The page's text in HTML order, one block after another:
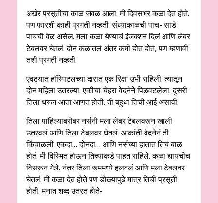
अखेर प्रसूतीचा काळ जवळ आला. मी दिवसभर कळा देत होते.
पण फारशी काही प्रगती नव्हती. संध्याकाळची पाच- साडे
पाचची वेळ असेल. मला कळा येण्याचं इंजक्शन दिलं आणि लेबर
टेबलवर घेतलं. दोन कळातलं अंतर कमी होत होतं, पण म्हणावी
तशी प्रगती नव्हती.
एवढ्यात हॉस्पिटलच्या दारात एक रिक्षा उभी राहिली. त्यातून
दोन महिला उतरल्या. एकीचा चेहरा वेदनेने पिळवटलेला. दुसरी
तिला धरून आता आणत होती. ती बहुधा तिची आई असावी.
तिला पाहिल्याबरोबर नर्सनी मला लेबर टेबलवरून खाली
उतरवलं आणि तिला टेबलवर घेतलं. आकांती वेदनेनं ती
किंचाळली. एकदा… दोनदा… आणि नर्सच्या हातात तिचं बाळ
होतं. मी विस्मित होऊन तिच्याकडे पाहत राहिले. कळा द्यायचीच
विसरून गेले. नंतर तिला रूममध्ये हलवलं आणि मला टेबलवर
घेतलं. मी कळा देत होते पण डोळ्यापुढे मात्र तिची प्रसूती
होती. मनात शब्द उतरत होते-